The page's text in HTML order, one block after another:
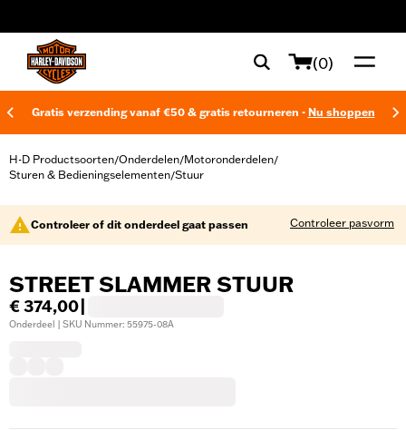
(0)
Gratis verzending vanaf €50 & gratis retourneren - Nu shoppen
H-D Productsoorten/Onderdelen/Motoronderdelen/
Sturen & Bedieningselementen/Stuur
Controleer of dit onderdeel gaat passen Controleer pasvorm
STREET SLAMMER STUUR
€ 374,00
Onderdeel | SKU Nummer: 55975-08A